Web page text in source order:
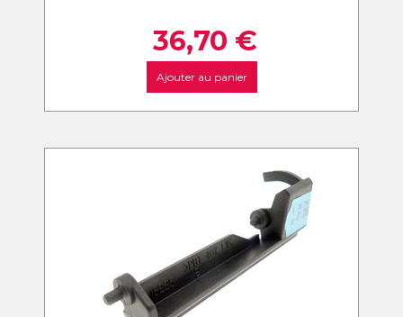
36,70 €
Ajouter au panier